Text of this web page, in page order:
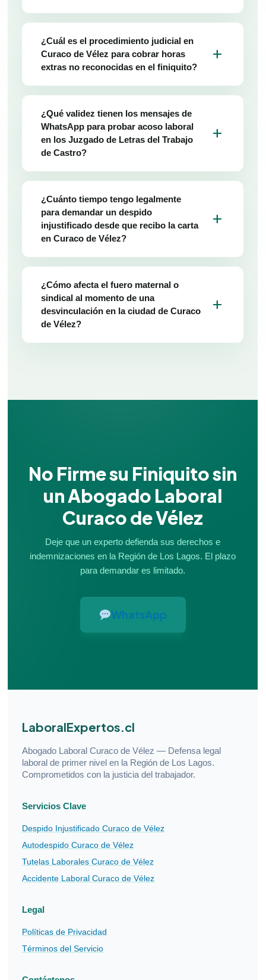
¿Cuál es el procedimiento judicial en
Curaco de Vélez para cobrar horas
extras no reconocidas en el finiquito?
add
¿Qué validez tienen los mensajes de
WhatsApp para probar acoso laboral
en los Juzgado de Letras del Trabajo
de Castro?
add
¿Cuánto tiempo tengo legalmente
para demandar un despido
injustificado desde que recibo la carta
en Curaco de Vélez?
add
¿Cómo afecta el fuero maternal o
sindical al momento de una
desvinculación en la ciudad de Curaco
de Vélez?
add
No Firme su Finiquito sin
un Abogado Laboral
Curaco de Vélez
Deje que un experto defienda sus derechos e
indemnizaciones en la Región de Los Lagos. El plazo
para demandar es limitado.
WhatsApp
LaboralExpertos.cl
Abogado Laboral Curaco de Vélez — Defensa legal
laboral de primer nivel en la Región de Los Lagos.
Comprometidos con la justicia del trabajador.
Servicios Clave
Despido Injustificado Curaco de Vélez
Autodespido Curaco de Vélez
Tutelas Laborales Curaco de Vélez
Accidente Laboral Curaco de Vélez
Legal
Políticas de Privacidad
Términos del Servicio